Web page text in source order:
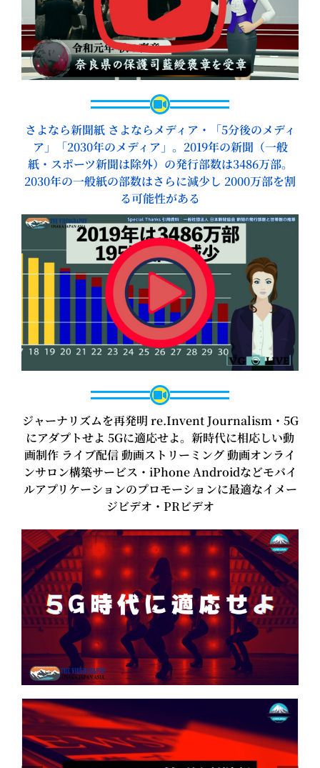
さよなら新聞紙 さよならメディア・「5分後のメディ
ア」「2030年のメディア」。2019年の新聞（一般
紙・スポーツ新聞は除外）の発行部数は3486万部。
2030年の一般紙の部数はさらに減少し 2000万部を割
る可能性がある
ジャーナリズムを再発明 re.Invent Journalism・5G
にアダプトせよ 5Gに適応せよ。新時代に相応しい動
画制作 ライブ配信 動画ストリーミング 動画オンライ
ンサロン構築サービス・iPhone Androidなどモバイ
ルアプリケーションのプロモーションに最適なイメー
ジビデオ・PRビデオ